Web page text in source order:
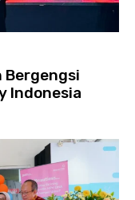
Bergengsi
Indonesia